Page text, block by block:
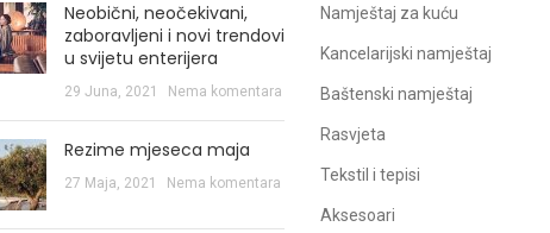
Neobični, neočekivani,
zaboravljeni i novi trendovi
u svijetu enterijera
29 Juna, 2021 Nema komentara
Rezime mjeseca maja
27 Maja, 2021 Nema komentara
Namještaj za kuću
Kancelarijski namještaj
Baštenski namještaj
Rasvjeta
Tekstil i tepisi
Aksesoari